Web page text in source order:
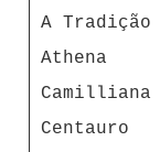
A Tradição
Athena
Camilliana
Centauro